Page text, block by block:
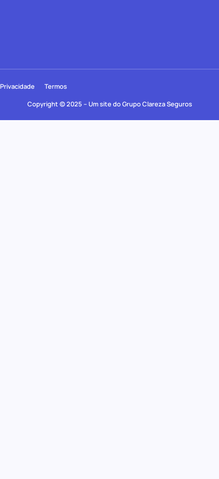
Copyright © 2025 – Um site do Grupo Clareza Seguros
Privacidade Termos